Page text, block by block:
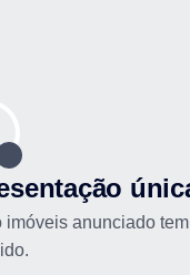
imóveis anunciado